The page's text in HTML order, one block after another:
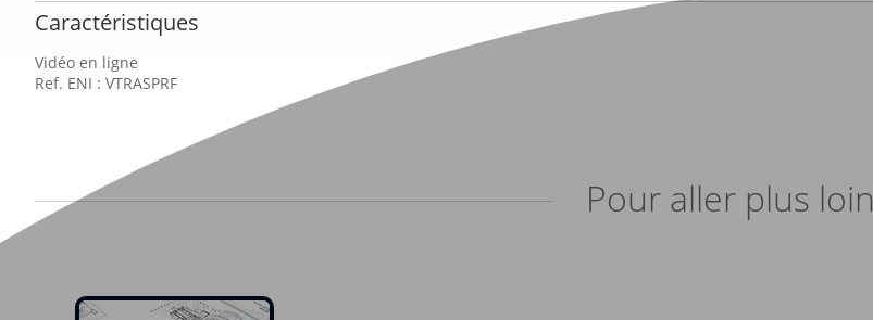
Caractéristiques
Vidéo en ligne
Ref. ENI : VTRASPRF
Pour aller plus loin